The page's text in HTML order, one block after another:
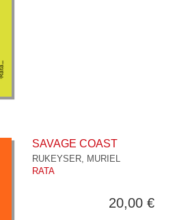
SAVAGE COAST
RUKEYSER, MURIEL
RATA
20,00 €